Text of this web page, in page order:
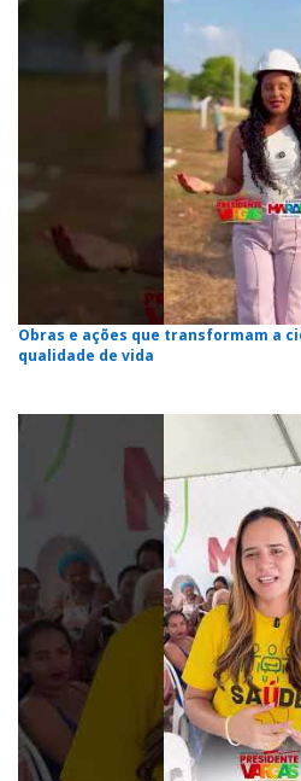
Obras e ações que transformam a
qualidade de vida